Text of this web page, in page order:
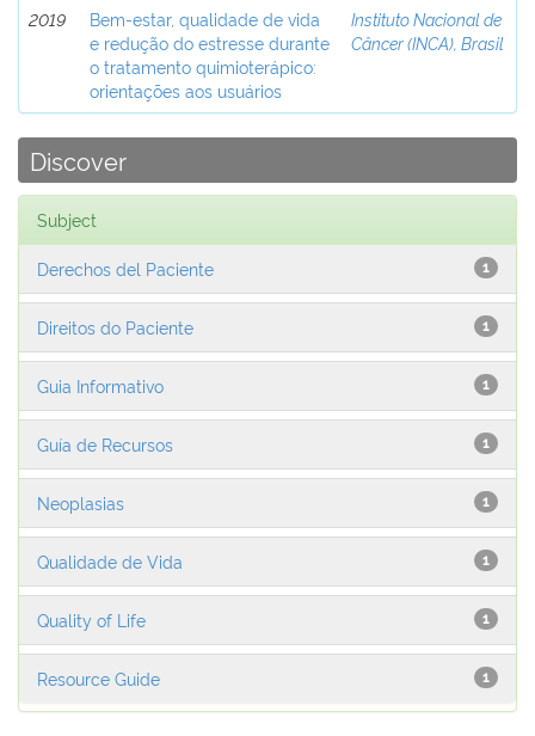
2019
Bem-estar, qualidade de vida
e redução do estresse durante
o tratamento quimioterápico:
orientações aos usuários
Instituto Nacional de
Câncer (INCA), Brasil
Discover
Subject
1
Derechos del Paciente
1
Direitos do Paciente
1
Guia Informativo
1
Guía de Recursos
1
Neoplasias
1
Qualidade de Vida
1
Quality of Life
1
Resource Guide